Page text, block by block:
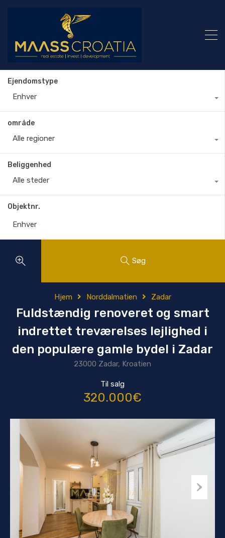
Ejendomstype
Enhver
område
Alle regioner
Beliggenhed
Alle steder
Objektnr.
Søg
Hjem Norddalmatien Zadar
Fuldstændig renoveret og smart
indrettet treværelses lejlighed i
den populære gamle bydel i Zadar
23000 Zadar, Kroatien
Til salg
320.000€